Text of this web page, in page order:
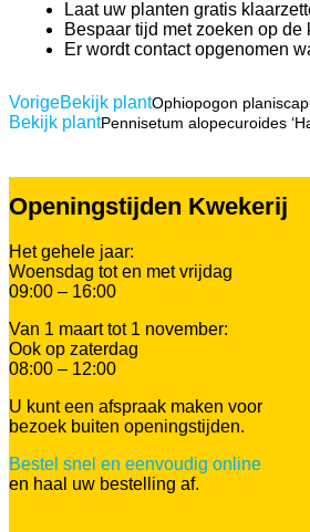
Laat uw planten gratis
Bespaar tijd met zoeken op de
Er wordt contact opgenomen
VorigeBekijk plantOphiopogon
Bekijk plantPennisetum alopecuroides
Openingstijden Kwekerij
Het gehele jaar:
Woensdag tot en met vrijdag
09:00 – 16:00
Van 1 maart tot 1 november:
Ook op zaterdag
08:00 – 12:00
U kunt een afspraak maken voor
bezoek buiten openingstijden.
Bestel snel en eenvoudig online
en haal uw bestelling af.